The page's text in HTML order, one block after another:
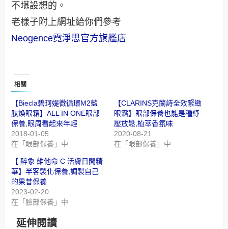
不堪設想的。
老樣子附上網址給你們參考
Neogence霓淨思官方旗艦店
相關
【Biecla碧珂媞微循環M2藍
肽煥眼霜】ALL IN ONE眼部
保養,眼周看起來年輕
2018-01-05
在「眼部保養」中
【CLARINS克蘭詩全效緊緻
眼霜】眼部保養也能是種紓
壓放鬆,植萃香氛味
2020-08-21
在「眼部保養」中
【 醉象 維他命 C 活膚日間精
華】半客製化保養,調製自己
的果昔保養
2023-02-20
在「臉部保養」中
延伸閱讀